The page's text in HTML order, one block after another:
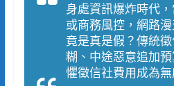
身處資訊爆炸時代
或商務風控，網路
竟是真是假？傳統
糊、中途惡意追加
懼徵信社費用成為無